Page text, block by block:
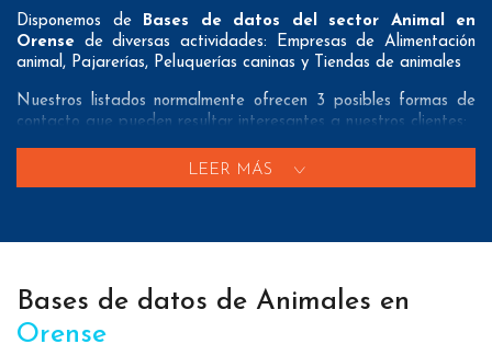
Disponemos de Bases de datos del sector Animal en
Orense de diversas actividades: Empresas de Alimentación
animal, Pajarerías, Peluquerías caninas y Tiendas de animales
Nuestros listados normalmente ofrecen 3 posibles formas de
contacto que pueden resultar interesantes a nuestros clientes:
direcciones postales nuestros/as Bases de datos
teléfonos móviles con el fin de que nuestros clientes puedan
realizar exitosas campañas de telemarketing.
LEER MÁS
Bases de datos de Animales en
Orense